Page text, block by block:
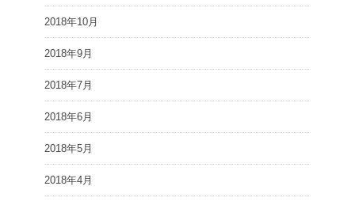
2018年10月
2018年9月
2018年7月
2018年6月
2018年5月
2018年4月